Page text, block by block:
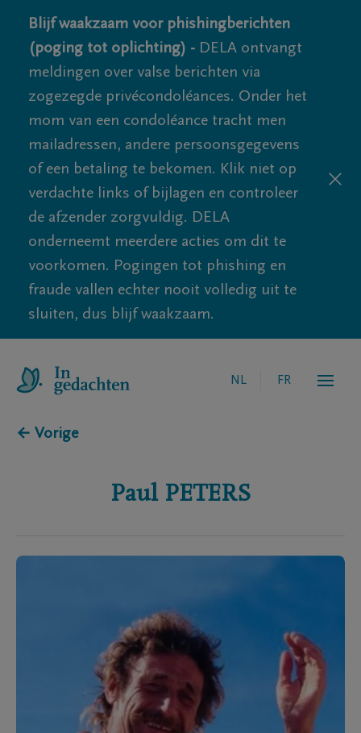
Blijf waakzaam voor phishingberichten
(poging tot oplichting) - DELA ontvangt
meldingen over valse berichten via
zogezegde privécondoléances. Onder het
mom van een condoléance tracht men
mailadressen, andere persoonsgegevens
of een betaling te bekomen. Klik niet op
verdachte links of bijlagen en controleer
de afzender zorgvuldig. DELA
onderneemt meerdere acties om dit te
voorkomen. Pogingen tot phishing en
fraude vallen echter nooit volledig uit te
sluiten, dus blijf waakzaam.
NL FR
← Vorige
Paul PETERS